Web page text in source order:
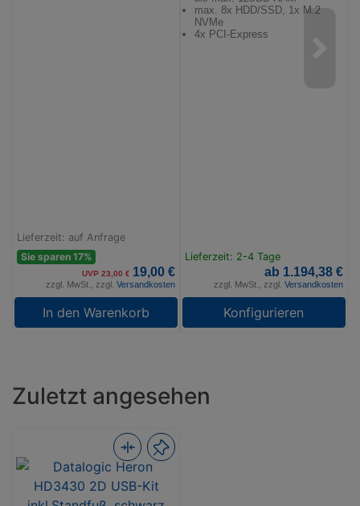
Lieferzeit: auf Anfrage
Sie sparen 17%
UVP 23,00 € 19,00 €
zzgl. MwSt., zzgl. Versandkosten
In den Warenkorb
max. 8x HDD/SSD, 1x M.2
NVMe
4x PCI-Express
Lieferzeit: 2-4 Tage
ab 1.194,38 €
zzgl. MwSt., zzgl. Versandkosten
Konfigurieren
Zuletzt angesehen